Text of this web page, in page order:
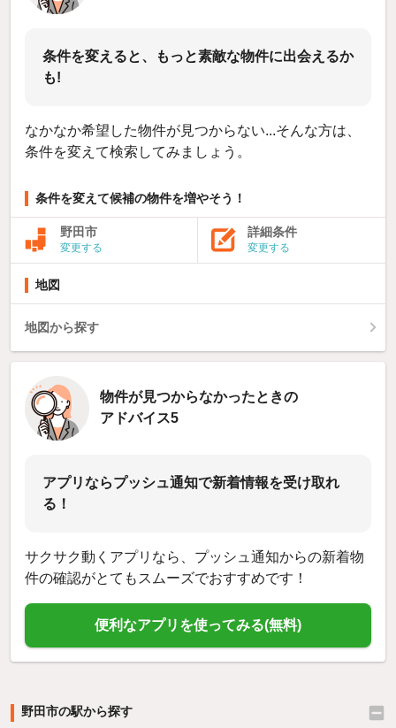
条件を変えると、もっと素敵な物件に出会えるか
も!
なかなか希望した物件が見つからない...そんな方は、
条件を変えて検索してみましょう。
条件を変えて候補の物件を増やそう！
野田市
変更する
詳細条件
変更する
地図
地図から探す
物件が見つからなかったときの
アドバイス5
アプリならプッシュ通知で新着情報を受け取れ
る！
サクサク動くアプリなら、プッシュ通知からの新着物
件の確認がとてもスムーズでおすすめです！
便利なアプリを使ってみる(無料)
野田市の駅から探す